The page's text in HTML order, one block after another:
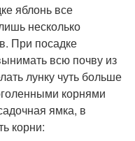
яблонь все
несколько
При посадке
всю почву из
лунку чуть больше
корнями
ямка, в
корни: